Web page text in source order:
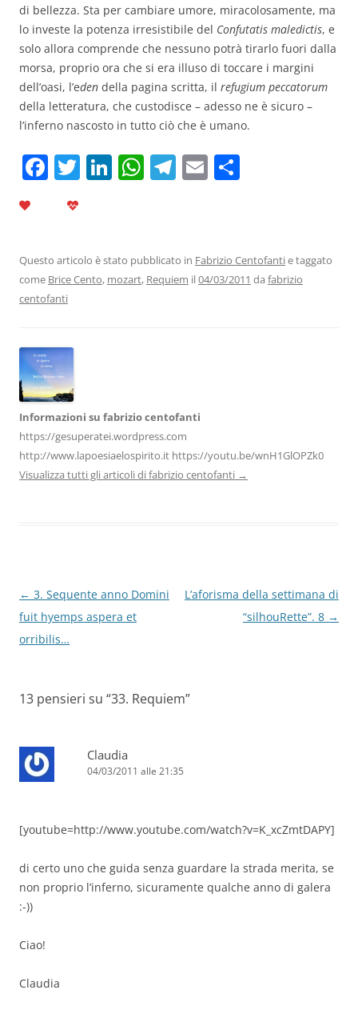
di bellezza. Sta per cambiare umore, miracolosamente, ma
lo investe la potenza irresistibile del Confutatis maledictis, e
solo allora comprende che nessuno potrà tirarlo fuori dalla
morsa, proprio ora che si era illuso di toccare i margini
dell’oasi, l’eden della pagina scritta, il refugium peccatorum
della letteratura, che custodisce – adesso ne è sicuro –
l’inferno nascosto in tutto ciò che è umano.
F
b
o
k
T Li
dI
n
W
A
p
T
a
m
E
vi
di
Questo articolo è stato pubblicato in Fabrizio Centofantie taggato
come Brice Cento, mozart, Requiem il04/03/2011 da fabrizio
centofanti
Informazioni su fabrizio centofanti
https://gesuperatei.wordpress.com
http://www.lapoesiaelospirito.it https://youtu.be/wnH1GlOPZk0
Visualizza tutti gli articoli di fabrizio centofanti →
Navigazione
articolo
← 3. Sequente anno Domini
fuit hyemps aspera et
orribilis…
L’aforisma della settimana di
“silhouRette”. 8 →
13 pensieri su “33. Requiem”
Claudia
04/03/2011 alle 21:35
[youtube=http://www.youtube.com/watch?v=K_xcZmtDAPY]
di certo uno che guida senza guardare la strada merita, se
non proprio l’inferno, sicuramente qualche anno di galera
:-))
Ciao!
Claudia